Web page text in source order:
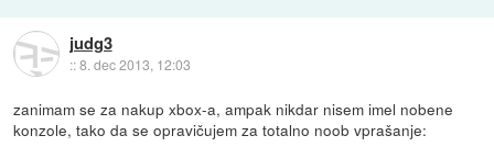
judg3
::8. dec 2013, 12:03
zanimam se za nakup xbox-a, ampak nikdar nisem imel nobene
konzole, tako da se opravičujem za totalno noob vprašanje: